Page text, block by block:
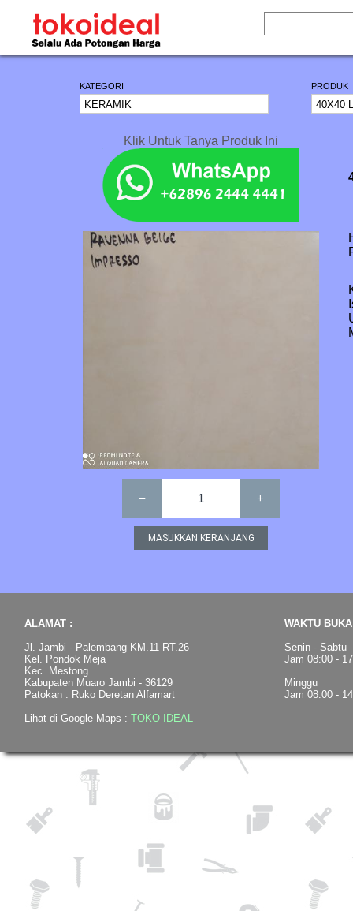
KATEGORI PRODUK
Klik Untuk Tanya Produk Ini
– 1 +
ALAMAT :
Jl. Jambi - Palembang KM.11 RT.26
Kel. Pondok Meja
Kec. Mestong
Kabupaten Muaro Jambi - 36129
Patokan : Ruko Deretan Alfamart
Lihat di Google Maps : TOKO IDEAL
WAKTU
Senin - Sabtu
Jam 08:00 -
Minggu
Jam 08:00 -